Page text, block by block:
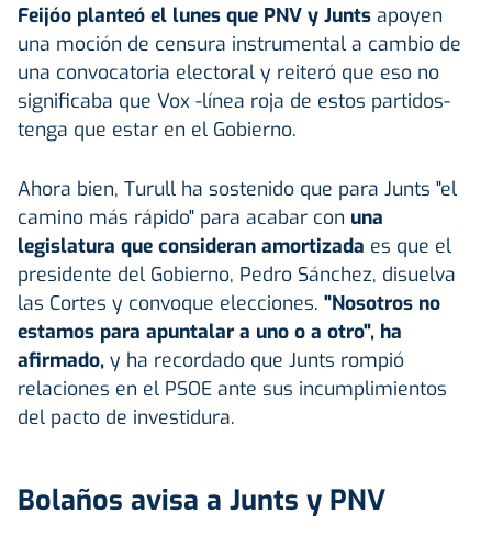
Feijóo planteó el lunes que PNV y Junts apoyen
una moción de censura instrumental a cambio de
una convocatoria electoral y reiteró que eso no
significaba que Vox -línea roja de estos partidos-
tenga que estar en el Gobierno.
Ahora bien, Turull ha sostenido que para Junts "el
camino más rápido" para acabar con una
legislatura que consideran amortizada es que el
presidente del Gobierno, Pedro Sánchez, disuelva
las Cortes y convoque elecciones. "Nosotros no
estamos para apuntalar a uno o a otro", ha
afirmado, y ha recordado que Junts rompió
relaciones en el PSOE ante sus incumplimientos
del pacto de investidura.
Bolaños avisa a Junts y PNV